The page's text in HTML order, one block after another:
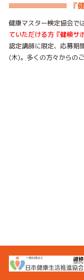
『
健康マスター検定協会では
ていただける方『健検サ
認定講師に限定、応募
(木)。多くの方々からの